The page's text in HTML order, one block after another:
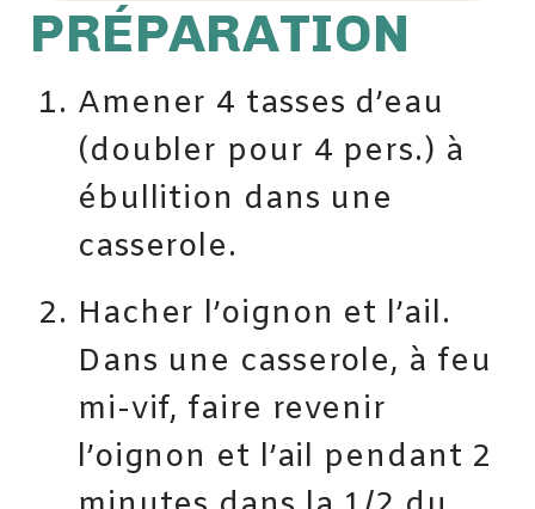
PRÉPARATION
Amener 4 tasses d’eau
(doubler pour 4 pers.) à
ébullition dans une
casserole.
Hacher l’oignon et l’ail.
Dans une casserole, à feu
mi-vif, faire revenir
l’oignon et l’ail pendant 2